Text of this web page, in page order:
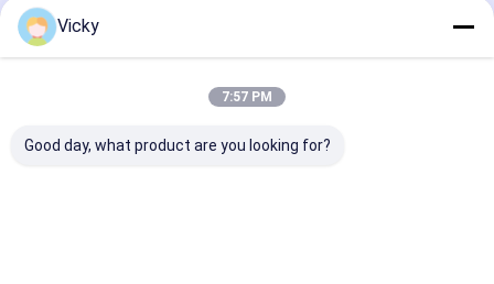
Prodotti Raccomandati
Vicky
7:57 PM
Good day, what product are you looking for?